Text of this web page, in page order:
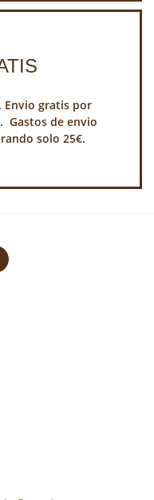
Envio gratis por
Gastos de envio
solo 25€.